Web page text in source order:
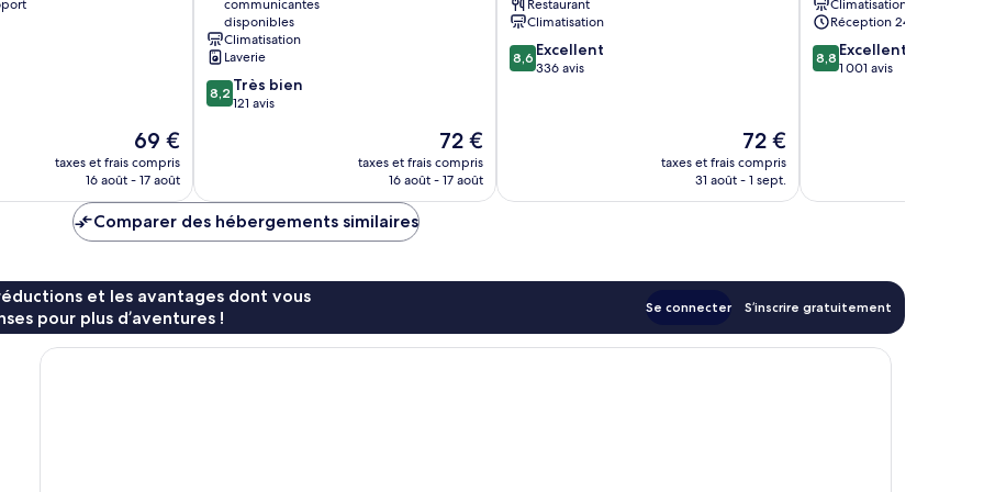
Le
nouveau
prix
de
69 €
69 €
taxes et frais compris
16 août - 17 août
communicantes
disponibles
Climatisation
Laverie
8.2
sur
8,2 Très bien
121 avis
Le
nouveau
prix
72 €
taxes et frais compris
16 août - 17 août
Restaurant
Climatisation
8.6
sur
8,6 Excellent
336 avis
Le
nouveau
prix
72 €
taxes et frais compris
31 août - 1 sept.
Climatisation
Réception 24 h/24
8.8
sur
8,8 Excellent
1 001 avis
Comparer des hébergements similaires
et les avantages dont vous
pour plus d’aventures !
Se connecter S’inscrire gratuitement